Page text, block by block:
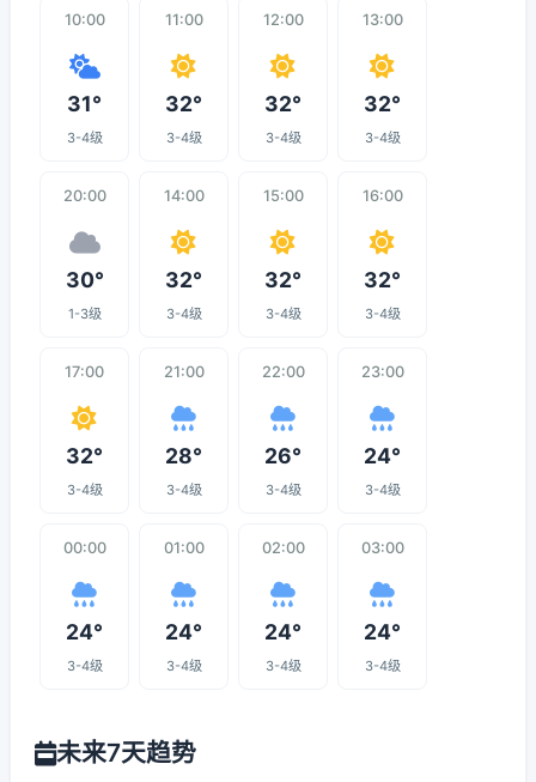
10:00
31°
3-4级
11:00
32°
3-4级
12:00
32°
3-4级
13:00
32°
3-4级
20:00
30°
1-3级
14:00
32°
3-4级
15:00
32°
3-4级
16:00
32°
3-4级
17:00
32°
3-4级
21:00
28°
3-4级
22:00
26°
3-4级
23:00
24°
3-4级
00:00
24°
3-4级
01:00
24°
3-4级
02:00
24°
3-4级
03:00
24°
3-4级
未来7天趋势